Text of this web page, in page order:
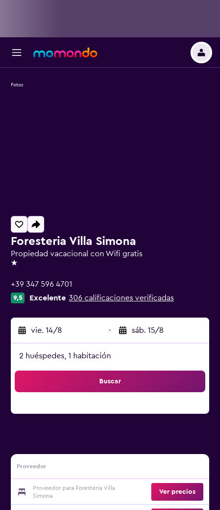
Foresteria Villa Simona
Propiedad vacacional con Wifi gratis
1 estrella
+39 347 596 4701
9,5 Excelente 306 calificaciones verificadas
vie. 14/8 - sáb. 15/8
2 huéspedes, 1 habitación
Buscar
Proveedor
Proveedor para Foresteria Villa
Simona
Ver precios
Fotos